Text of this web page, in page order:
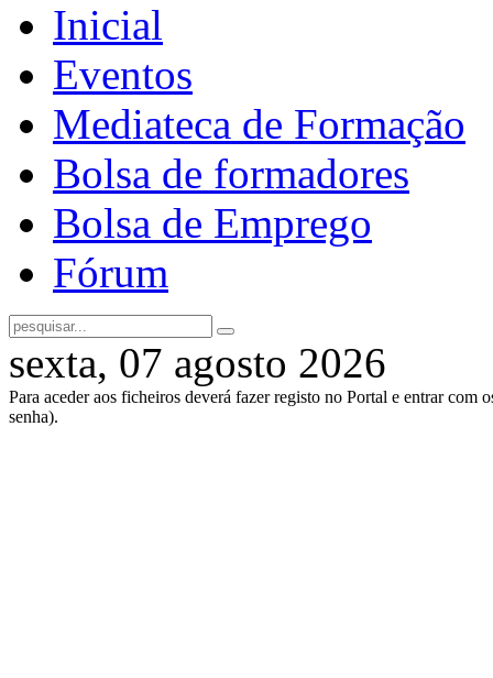
Inicial
Eventos
Mediateca de Formação
Bolsa de formadores
Bolsa de Emprego
Fórum
sexta, 07 agosto 2026
Para aceder aos ficheiros deverá fazer registo no Portal e entrar com
senha).